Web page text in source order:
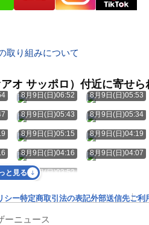
取り組みについて
オ サッポロ）付近に寄せ
8月9日(日)06:52 8月9日(日)05:53
8月9日(日)05:43 8月9日(日)05:34
8月9日(日)05:15 8月9日(日)04:19
8月9日(日)04:16 8月9日(日)04:07
8月9日(日)03:52
と見る
シー特定商取引法の表記外部送信先ご利
ーニュース